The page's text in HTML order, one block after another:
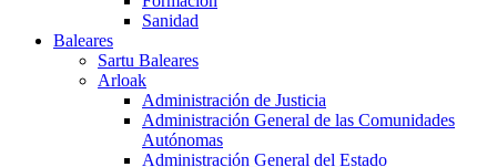
Sanidad
Baleares
Sartu Baleares
Arloak
Administración de Justicia
Administración General de las Comunidades
Autónomas
Administración General del Estado